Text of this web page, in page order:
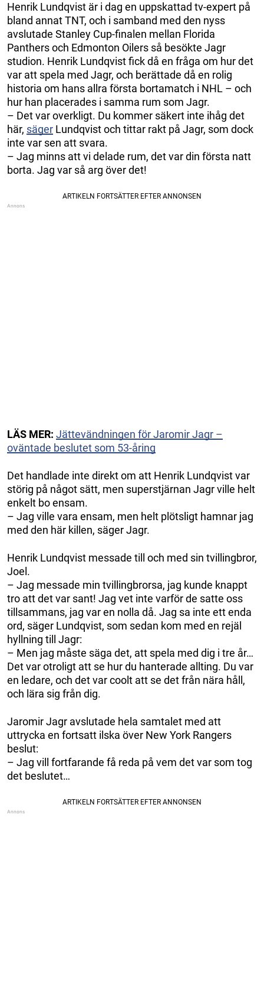
Henrik Lundqvist är i dag en uppskattad tv-expert på
bland annat TNT, och i samband med den nyss
avslutade Stanley Cup-finalen mellan Florida
Panthers och Edmonton Oilers så besökte Jagr
studion. Henrik Lundqvist fick då en fråga om hur det
var att spela med Jagr, och berättade då en rolig
historia om hans allra första bortamatch i NHL – och
hur han placerades i samma rum som Jagr.
– Det var overkligt. Du kommer säkert inte ihåg det
här, säger Lundqvist och tittar rakt på Jagr, som dock
inte var sen att svara.
– Jag minns att vi delade rum, det var din första natt
borta. Jag var så arg över det!
LÄS MER: Jättevändningen för Jaromir Jagr –
oväntade beslutet som 53-åring
Det handlade inte direkt om att Henrik Lundqvist var
störig på något sätt, men superstjärnan Jagr ville helt
enkelt bo ensam.
– Jag ville vara ensam, men helt plötsligt hamnar jag
med den här killen, säger Jagr.
Henrik Lundqvist messade till och med sin tvillingbror,
Joel.
– Jag messade min tvillingbrorsa, jag kunde knappt
tro att det var sant! Jag vet inte varför de satte oss
tillsammans, jag var en nolla då. Jag sa inte ett enda
ord, säger Lundqvist, som sedan kom med en rejäl
hyllning till Jagr:
– Men jag måste säga det, att spela med dig i tre år…
Det var otroligt att se hur du hanterade allting. Du var
en ledare, och det var coolt att se det från nära håll,
och lära sig från dig.
Jaromir Jagr avslutade hela samtalet med att
uttrycka en fortsatt ilska över New York Rangers
beslut:
– Jag vill fortfarande få reda på vem det var som tog
det beslutet…